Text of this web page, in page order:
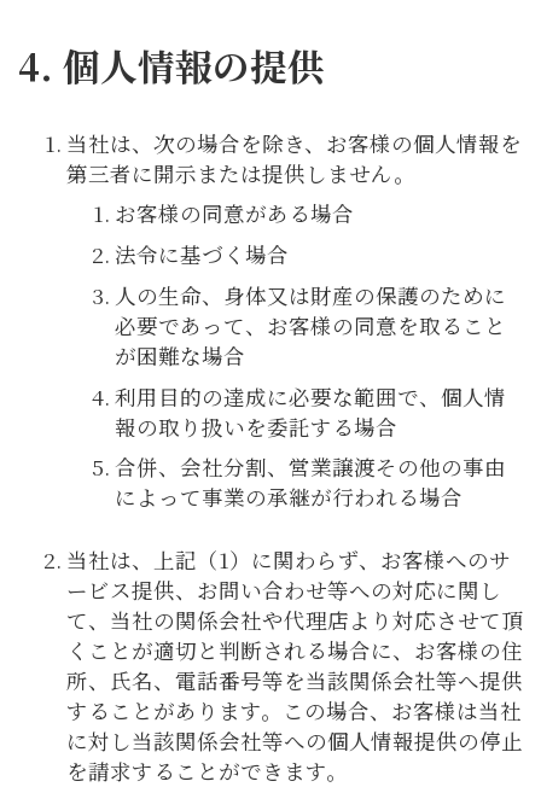
4. 個人情報の提供
当社は、次の場合を除き、お客様の個人情報を
第三者に開示または提供しません。
お客様の同意がある場合
法令に基づく場合
人の生命、身体又は財産の保護のために
必要であって、お客様の同意を取ること
が困難な場合
利用目的の達成に必要な範囲で、個人情
報の取り扱いを委託する場合
合併、会社分割、営業譲渡その他の事由
によって事業の承継が行われる場合
当社は、上記（1）に関わらず、お客様へのサ
ービス提供、お問い合わせ等への対応に関し
て、当社の関係会社や代理店より対応させて頂
くことが適切と判断される場合に、お客様の住
所、氏名、電話番号等を当該関係会社等へ提供
することがあります。この場合、お客様は当社
に対し当該関係会社等への個人情報提供の停止
を請求することができます。